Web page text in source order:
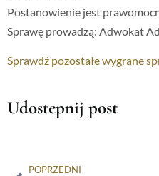
Postanowienie jest
Sprawę prowadzą: Adwokat
Sprawdź pozostałe wygrane
Udostepnij post
POPRZEDNI